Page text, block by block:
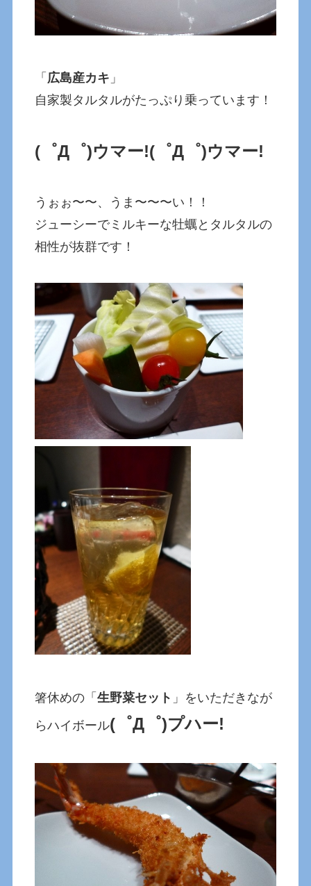
「 広島産カキ 」
自家製タルタルがたっぷり乗っています！
(゜Д゜)ウマー!(゜Д゜)ウマー!
うぉぉ〜〜、うま〜〜〜い！！
ジューシーでミルキーな牡蠣とタルタルの
相性が抜群です！
箸休めの「生野菜セット 」をいただきなが
らハイボール(゜Д゜)プハー!